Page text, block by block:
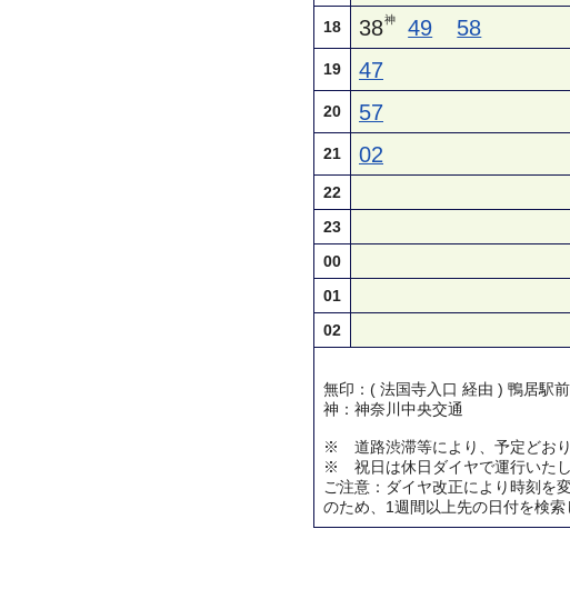
18 38神 49 58
19 47
20 57
21 02
22
23
00
01
02
無印：( 法国寺入口 経由 ) 鴨居駅
神：神奈川中央交通
※ 道路渋滞等により、予定どおり
※ 祝日は休日ダイヤで運行いたし
ご注意：ダイヤ改正により時刻を
のため、1週間以上先の日付を検